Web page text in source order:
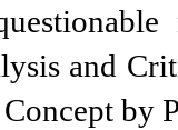
and
Concept by